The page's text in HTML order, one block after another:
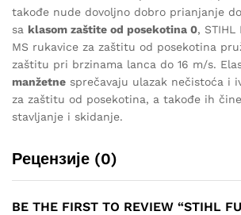
takođe nude dovoljno dobro prianjanje
sa klasom zaštite od posekotina 0, STIHL
MS rukavice za zaštitu od posekotina
zaštitu pri brzinama lanca do 16 m/s.
manžetne sprečavaju ulazak nečistoća i
za zaštitu od posekotina, a takođe ih
stavljanje i skidanje.
Рецензије (0)
BE THE FIRST TO REVIEW “STIHL